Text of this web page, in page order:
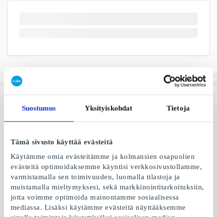
Suostumus Yksityiskohdat Tietoja
Tämä sivusto käyttää evästeitä
Käytämme omia evästeitämme ja kolmansien osapuolien
evästeitä optimoidaksemme käyntisi verkkosivustollamme,
varmistamalla sen toimivuuden, luomalla tilastoja ja
muistamalla mieltymyksesi, sekä markkinointitarkoituksiin,
jotta voimme optimoida mainontamme sosiaalisessa
mediassa. Lisäksi käytämme evästeitä näyttääksemme